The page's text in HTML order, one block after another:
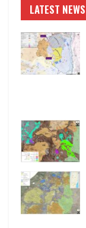
LATEST NEWS